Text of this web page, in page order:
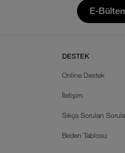
E-
DESTEK
Online Destek
İletişim
Sıkça Sorulan
Beden Tablosu